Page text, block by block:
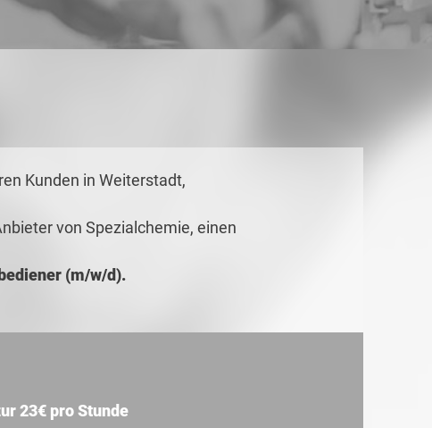
Kunden in Weiterstadt,
von Spezialchemie, einen
(m/w/d).
23€ pro Stunde